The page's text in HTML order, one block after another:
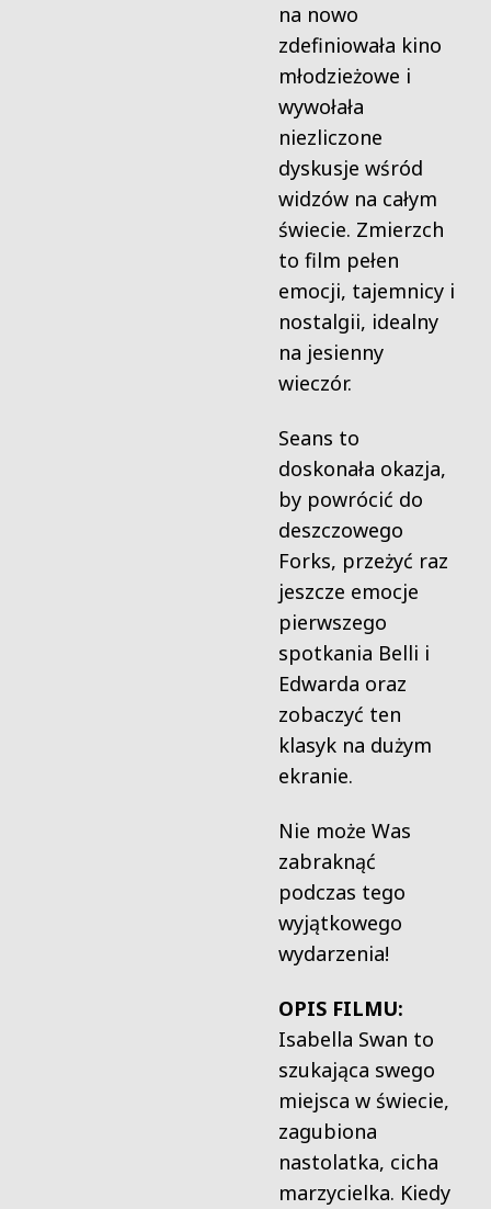
na nowo
zdefiniowała kino
młodzieżowe i
wywołała
niezliczone
dyskusje wśród
widzów na całym
świecie. Zmierzch
to film pełen
emocji, tajemnicy i
nostalgii, idealny
na jesienny
wieczór.
Seans to
doskonała okazja,
by powrócić do
deszczowego
Forks, przeżyć raz
jeszcze emocje
pierwszego
spotkania Belli i
Edwarda oraz
zobaczyć ten
klasyk na dużym
ekranie.
Nie może Was
zabraknąć
podczas tego
wyjątkowego
wydarzenia!
OPIS FILMU:
Isabella Swan to
szukająca swego
miejsca w świecie,
zagubiona
nastolatka, cicha
marzycielka. Kiedy